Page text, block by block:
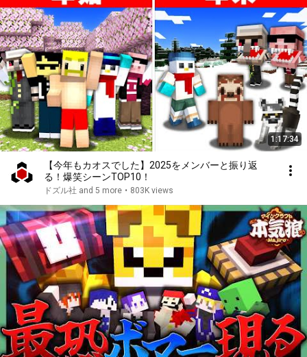
1:17:34
【今年もカオスでした】2025をメンバーと振り返
る！爆笑シーンTOP10！
ドズル社 and 5 more • 803K views